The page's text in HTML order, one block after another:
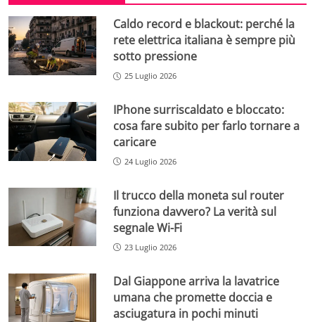
Caldo record e blackout: perché la
rete elettrica italiana è sempre più
sotto pressione
25 Luglio 2026
IPhone surriscaldato e bloccato:
cosa fare subito per farlo tornare a
caricare
24 Luglio 2026
Il trucco della moneta sul router
funziona davvero? La verità sul
segnale Wi-Fi
23 Luglio 2026
Dal Giappone arriva la lavatrice
umana che promette doccia e
asciugatura in pochi minuti